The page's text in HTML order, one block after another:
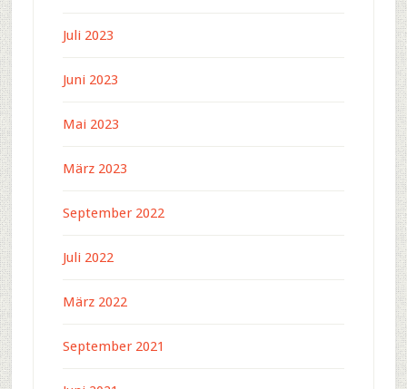
Juli 2023
Juni 2023
Mai 2023
März 2023
September 2022
Juli 2022
März 2022
September 2021